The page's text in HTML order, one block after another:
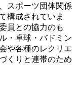
スポーツ団体関係
構成されていま
員との協力のも
・卓球・バドミン
や各種のレクリエ
くりと連帯のため